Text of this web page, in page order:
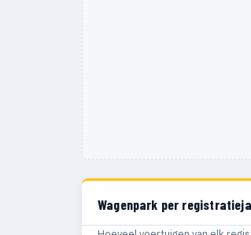
Wagenpark per